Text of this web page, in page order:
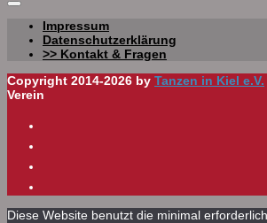
Impressum
Datenschutzerklärung
>> Kontakt & Fragen
Copyright 2014-2026 by Tanzen in Kiel e.V.
Verein
Diese Website benutzt die minimal